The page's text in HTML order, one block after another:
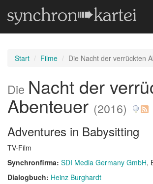
Start Filme Die Nacht der verrückten
Die Nacht der
Abenteuer (2016)
Adventures in Babysitting
TV-Film
Synchronfirma: SDI Media Germany GmbH,
Dialogbuch: Heinz Burghardt